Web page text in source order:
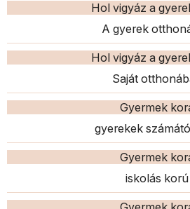
Hol vigyáz a
A gyerek
Hol vigyáz a
Saját
Gyermek
gyerekek
Gyermek
iskolás korú